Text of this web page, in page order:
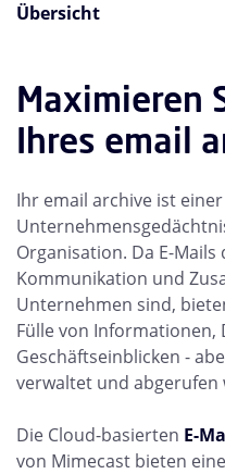
Übersicht
Maximieren
Ihres email
Ihr email archive ist
Organisation. Da E-
Kommunikation und
Unternehmen sind,
Fülle von Informationen,
Geschäftseinblicken -
verwaltet und abgerufen
Die Cloud-basierten E-
von Mimecast bieten